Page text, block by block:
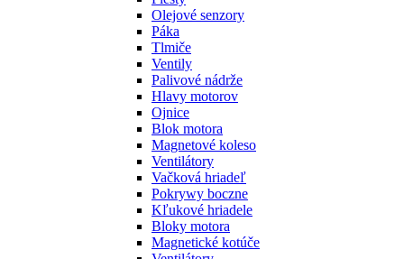
Olejové senzory
Páka
Tlmiče
Ventily
Palivové nádrže
Hlavy motorov
Ojnice
Blok motora
Magnetové koleso
Ventilátory
Vačková hriadeľ
Pokrywy boczne
Kľukové hriadele
Bloky motora
Magnetické kotúče